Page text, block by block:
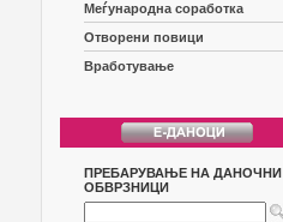
Меѓународна соработка
Отворени повици
Вработување
ПРЕБАРУВАЊЕ НА ДАНОЧНИ
ОБВРЗНИЦИ